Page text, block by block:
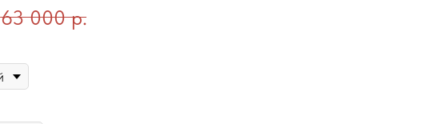
63 000 р.